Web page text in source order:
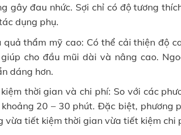
gây đau nhức. Sợi chỉ có độ tương
dụng phụ.
quả thẩm mỹ cao: Có thể cải thiện độ
cho đầu mũi dài và nâng cao.
dáng hơn.
thời gian và chi phí: So với các
20 – 30 phút. Đặc biệt, phương
vừa tiết kiệm thời gian vừa tiết kiệm chi